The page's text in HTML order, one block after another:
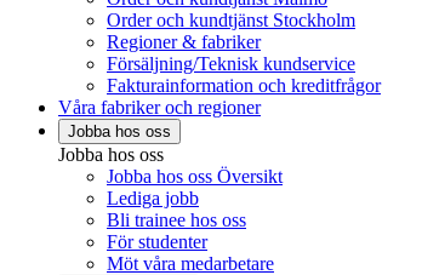
Order och kundtjänst Stockholm
Regioner & fabriker
Försäljning/Teknisk kundservice
Fakturainformation och kreditfrågor
Våra fabriker och regioner
Jobba hos oss
Jobba hos oss
Jobba hos oss Översikt
Lediga jobb
Bli trainee hos oss
För studenter
Möt våra medarbetare